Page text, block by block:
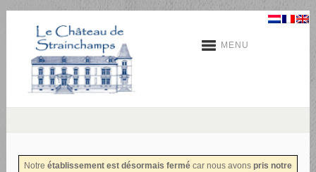
MENU
Notre établissement est désormais fermécar nous avons pris notre